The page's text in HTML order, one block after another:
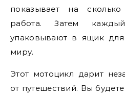
показывает на
работа. Затем
упаковывают в ящик
миру.
Этот мотоцикл дарит
от путешествий. Вы